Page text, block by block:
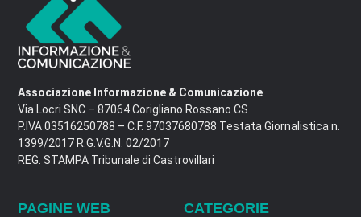
Associazione Informazione & Comunicazione
Via Locri SNC – 87064 Corigliano Rossano CS
P.IVA 03516250788 – C.F. 97037680788 Testata Giornalistica n.
1399/2017 R.G.V.G.N. 02/2017
REG. STAMPA Tribunale di Castrovillari
PAGINE WEB CATEGORIE